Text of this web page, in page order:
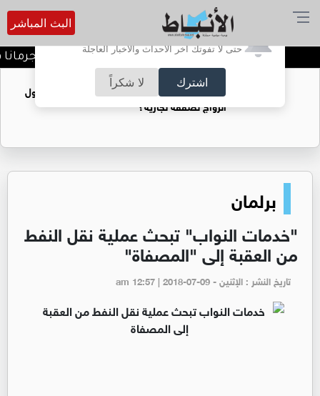
أترغب في تفعيل الإشعارات؟
حتى لا تفوتك آخر الأحداث والأخبار العاجلة
اشترك لا شكراً
البث المباشر
الأردن يدين تفجير حافلة بجرمانا
فتيات يستغللنه لتحقيق مكاسب مادية.. هل تحول
الزواج لصفقة تجارية؟
برلمان
"خدمات النواب" تبحث عملية نقل النفط
من العقبة إلى "المصفاة"
تاريخ النشر : الإثنين - am 12:57 | 2018-07-09